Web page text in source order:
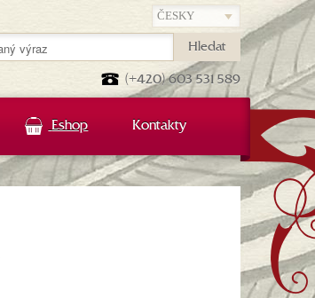
Eshop Kontakty
(+420) 603 531 589
Hledat